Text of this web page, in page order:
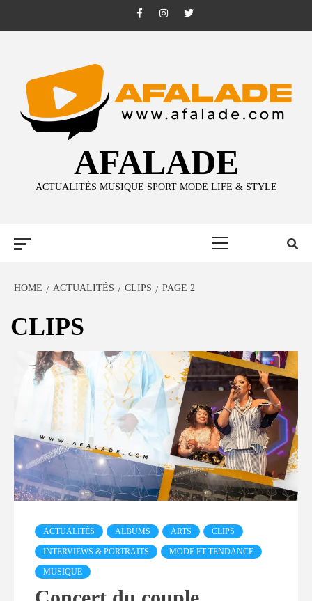
FacebookInstagramTwitter
AFALADE
ACTUALITÉS MUSIQUE SPORT MODE LIFE & STYLE
HOME ACTUALITÉS CLIPS PAGE 2
CLIPS
ACTUALITÉS ALBUMS ARTS CLIPS
INTERVIEWS & PORTRAITS MODE ET TENDANCE
MUSIQUE